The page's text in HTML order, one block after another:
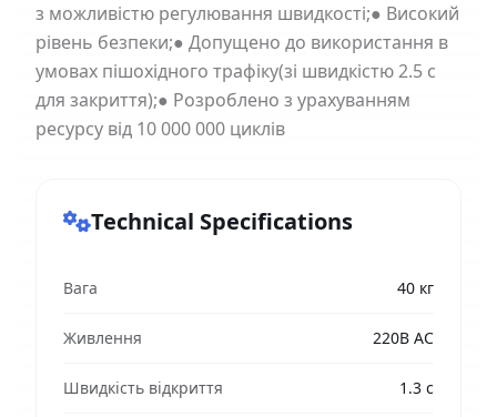
з можливістю регулювання швидкості;● Високий
рівень безпеки;● Допущено до використання в
умовах пішохідного трафіку(зі швидкістю 2.5 с
для закриття);● Розроблено з урахуванням
ресурсу від 10 000 000 циклів
Technical Specifications
Вага 40 кг
Живлення 220В АС
Швидкість відкриття 1.3 с